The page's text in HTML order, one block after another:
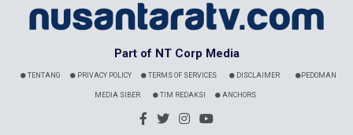
Part of NT Corp Media
TENTANG PRIVACY POLICY TERMS OF SERVICES DISCLAIMER PEDOMAN
MEDIA SIBER TIM REDAKSI ANCHORS